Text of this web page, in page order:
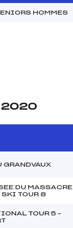
HOMMES
2020
GRANDVAUX
DU MASSACRE
SKI TOUR 8
TOUR 5 –